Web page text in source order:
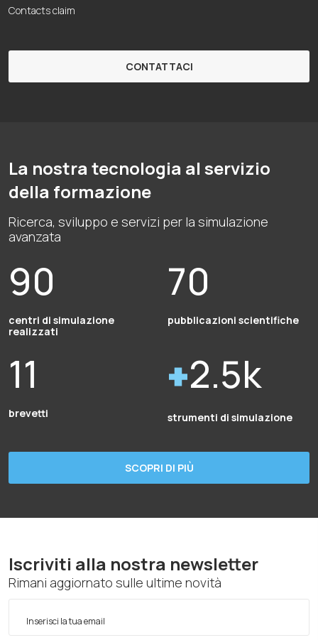
Contacts claim
CONTATTACI
La nostra tecnologia al servizio
della formazione
Ricerca, sviluppo e servizi per la simulazione
avanzata
90
centri di simulazione
realizzati
70
pubblicazioni scientifiche
11
brevetti
2.5k
strumenti di simulazione
SCOPRI DI PIÙ
Iscriviti alla nostra newsletter
Rimani aggiornato sulle ultime novità